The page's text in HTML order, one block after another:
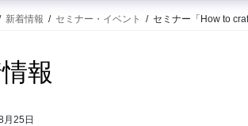
新着情報 セミナー・イベント セミナー「How to
報
月25日